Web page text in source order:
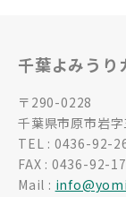
千葉よみうり
〒290-0228
千葉県市原市岩
TEL : 0436-92-
FAX : 0436-92-
Mail :